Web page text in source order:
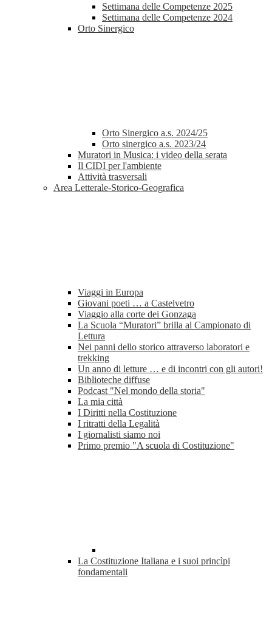
Settimana delle Competenze 2025
Settimana delle Competenze 2024
Orto Sinergico
Orto Sinergico a.s. 2024/25
Orto sinergico a.s. 2023/24
Muratori in Musica: i video della serata
Il CIDI per l'ambiente
Attività trasversali
Area Letterale-Storico-Geografica
Viaggi in Europa
Giovani poeti … a Castelvetro
Viaggio alla corte dei Gonzaga
La Scuola “Muratori” brilla al Campionato di
Lettura
Nei panni dello storico attraverso laboratori e
trekking
Un anno di letture … e di incontri con gli autori!
Biblioteche diffuse
Podcast "Nel mondo della storia"
La mia città
I Diritti nella Costituzione
I ritratti della Legalità
I giornalisti siamo noi
Primo premio "A scuola di Costituzione"
La Costituzione Italiana e i suoi princìpi
fondamentali